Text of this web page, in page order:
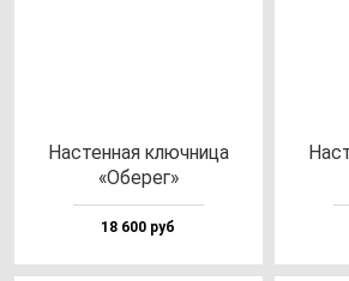
Нас­тен­ная ключ­ни­ца
«Обе­рег»
18 600 руб